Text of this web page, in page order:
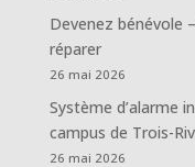
Devenez bénévole
réparer
26 mai 2026
Système d’alarme
campus de Trois-
26 mai 2026